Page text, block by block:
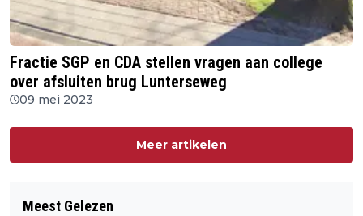
Fractie SGP en CDA stellen vragen aan college
over afsluiten brug Lunterseweg
09 mei 2023
Meer artikelen
Meest Gelezen